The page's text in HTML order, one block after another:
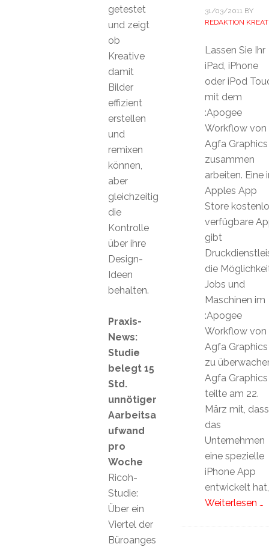
31/03/2011BY
REDAKTION
Lassen Sie Ihr
iPad, iPhone
oder iPod
mit dem
:Apogee
Workflow von
Agfa Graphics
zusammen
arbeiten. Eine
Apples App
Store
verfügbare
gibt
die
Jobs und
Maschinen im
:Apogee
Workflow von
Agfa Graphics
zu
Agfa Graphics
teilte am 22.
März mit, dass
das
Unternehmen
eine spezielle
iPhone App
entwickelt
Weiterlesen …
getestet
und zeigt
ob
Kreative
damit
Bilder
effizient
erstellen
und
remixen
können,
aber
gleichzeitig
die
Kontrolle
über ihre
Design-
Ideen
behalten.
Praxis-
News:
Studie
belegt 15
Std.
unnötiger
Aarbeitsa
ufwand
pro
Woche
Ricoh-
Studie:
Über ein
Viertel der
Büroanges